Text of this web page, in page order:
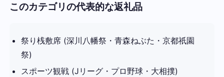
このカテゴリの代表的な返礼品
祭り桟敷席 (深川八幡祭・青森ねぶた・京都祇園
祭)
スポーツ観戦 (Jリーグ・プロ野球・大相撲)